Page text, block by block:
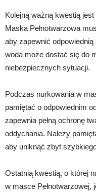
Kolejną ważną kwestią
Maska Pełnotwarzowa
aby zapewnić
woda może dostać się do
niebezpiecznych sytuacji.
Podczas nurkowania w
pamiętać o odpowiednim
zapewnia pełną ochronę
oddychania. Należy
aby uniknąć zbyt
Ostatnią kwestią, o której
w masce